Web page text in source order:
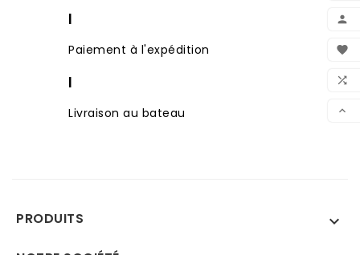




|
Paiement à l'expédition
|
Livraison au bateau
PRODUITS 